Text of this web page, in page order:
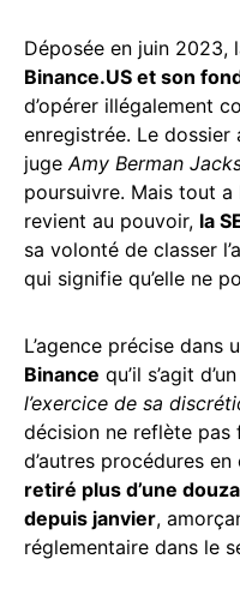
Déposée en juin 2023,
Binance.US et son
d’opérer illégalement
enregistrée. Le
jugeAmy Berman
poursuivre. Mais tout
revient au pouvoir, la
sa volonté de classer
qui signifie qu’elle ne
L’agence précise dans
Binance qu’il s’agit
l’exercice de sa
décision ne reflète
d’autres procédures en
retiré plus d’une
depuis janvier,
réglementaire dans le